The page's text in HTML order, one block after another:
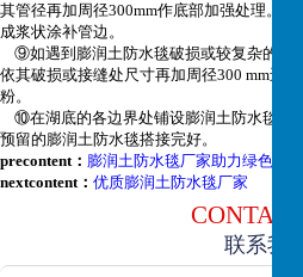
其管径再加周径300mm作底部加强处理。整
成浆状涂补管边。
⑨如遇到膨润土防水毯破损或较复杂的接
依其破损或接缝处尺寸再加周径300 mm进行
粉。
⑩在湖底的各边界处铺设膨润土防水毯时
预留的膨润土防水毯搭接完好。
precontent： 膨润土防水毯厂家助力绿色环保
nextcontent： 优质膨润土防水毯厂家
CONTACT
联系我们